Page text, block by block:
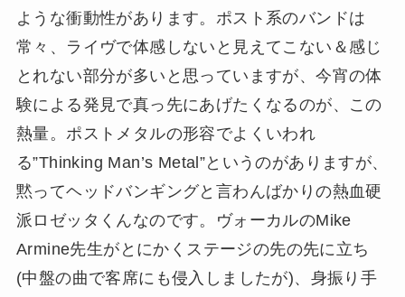
ような衝動性があります。ポスト系のバンドは
常々、ライヴで体感しないと見えてこない＆感じ
とれない部分が多いと思っていますが、今宵の体
験による発見で真っ先にあげたくなるのが、この
熱量。ポストメタルの形容でよくいわれ
る”Thinking Man’s Metal”というのがありますが、
黙ってヘッドバンギングと言わんばかりの熱血硬
派ロゼッタくんなのです。ヴォーカルのMike
Armine先生がとにかくステージの先の先に立ち
(中盤の曲で客席にも侵入しましたが)、身振り手